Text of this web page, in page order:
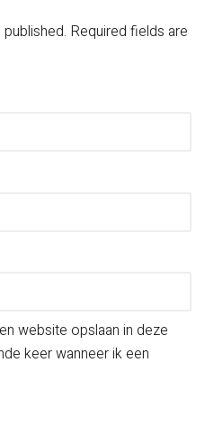
Required fields are
website opslaan in deze
keer wanneer ik een